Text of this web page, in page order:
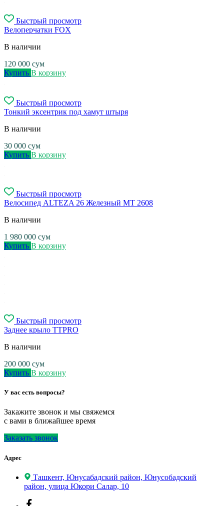
Быстрый просмотр
Велоперчатки FOX
В наличии
120 000 сум
Купить В корзину
Быстрый просмотр
Тонкий эксентрик под хамут штыря
В наличии
30 000 сум
Купить В корзину
Быстрый просмотр
Велосипед ALTEZA 26 Железный MT 2608
В наличии
1 980 000 сум
Купить В корзину
Быстрый просмотр
Заднее крыло TTPRO
В наличии
200 000 сум
Купить В корзину
У вас есть вопросы?
Закажите звонок и мы свяжемся
с вами в ближайшее время
Заказать звонок
Адрес
Ташкент, Юнусабадский район, Юнусобадский
район, улица Юкори Салар, 10